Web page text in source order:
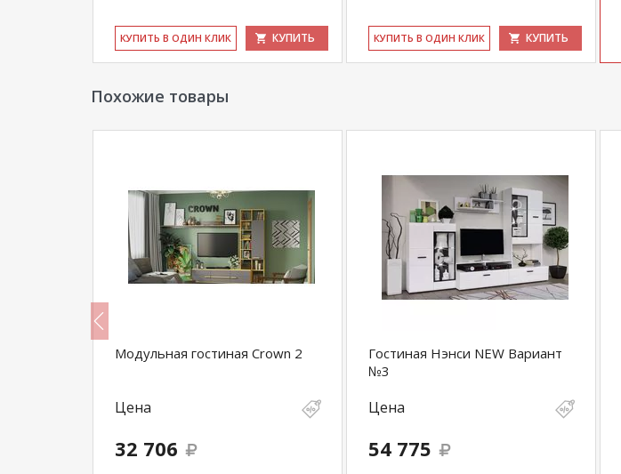
КУ­ПИТЬ В ОДИН КЛИК КУПИТЬ КУ­ПИТЬ В ОДИН КЛИК КУПИТЬ
Похожие товары
Модульная гостиная Crown 2
Цена
32 706
Гостиная Нэнси NEW Вариант
№3
Цена
54 775